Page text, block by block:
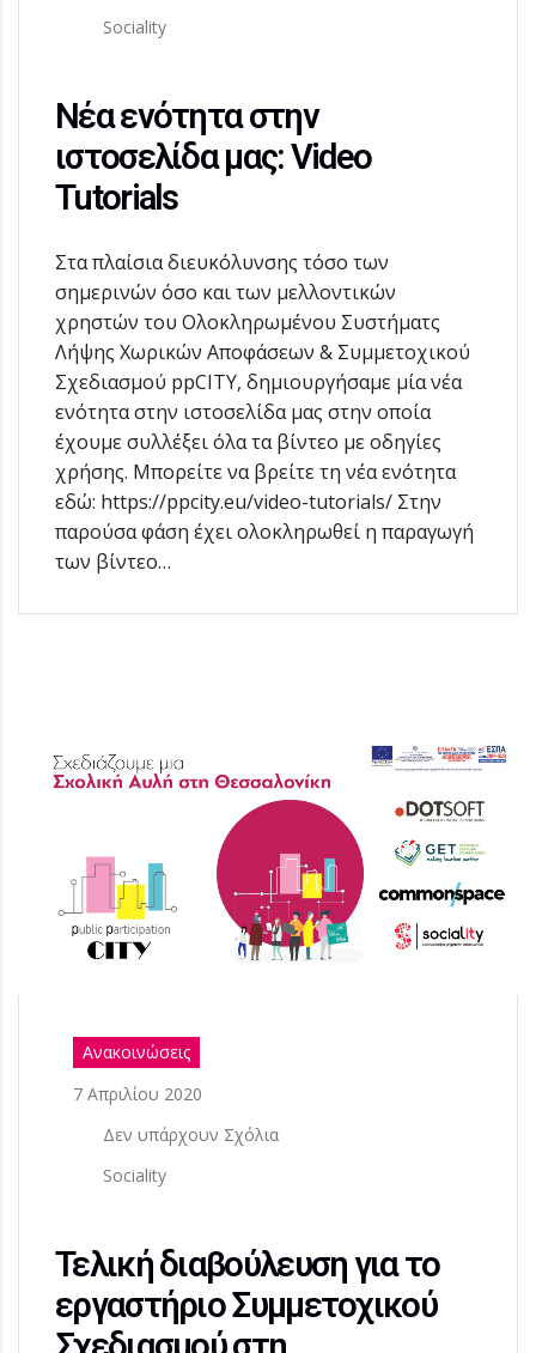
Sociality
Νέα ενότητα στην
ιστοσελίδα μας: Video
Tutorials
Στα πλαίσια διευκόλυνσης τόσο των
σημερινών όσο και των μελλοντικών
χρηστών του Ολοκληρωμένου Συστήματς
Λήψης Χωρικών Αποφάσεων & Συμμετοχικού
Σχεδιασμού ppCITY, δημιουργήσαμε μία νέα
ενότητα στην ιστοσελίδα μας στην οποία
έχουμε συλλέξει όλα τα βίντεο με οδηγίες
χρήσης. Μπορείτε να βρείτε τη νέα ενότητα
εδώ: https://ppcity.eu/video-tutorials/ Στην
παρούσα φάση έχει ολοκληρωθεί η παραγωγή
των βίντεο…
Ανακοινώσεις
7 Απριλίου 2020
Δεν υπάρχουν Σχόλια
Sociality
Τελική διαβούλευση για το
εργαστήριο Συμμετοχικού